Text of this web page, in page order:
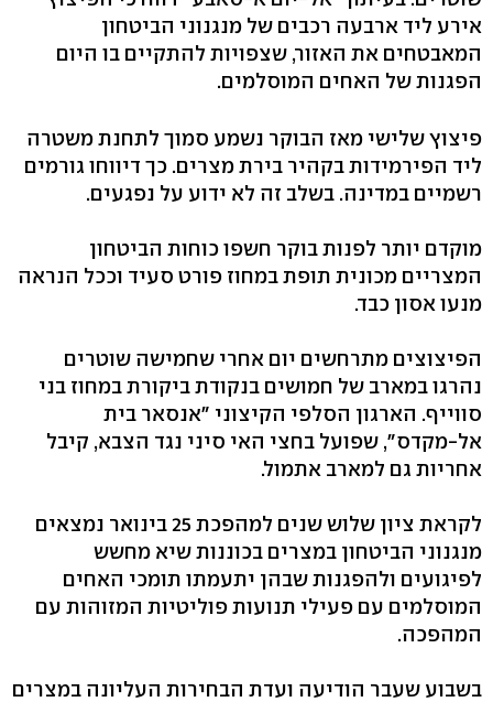
אירע ליד ארבעה רכבים של מנגנוני הביטחון
המאבטחים את האזור, שצפויות להתקיים בו היום
הפגנות של האחים המוסלמים.
פיצוץ שלישי מאז הבוקר נשמע סמוך לתחנת משטרה
ליד הפירמידות בקהיר בירת מצרים. כך דיווחו גורמים
רשמיים במדינה. בשלב זה לא ידוע על נפגעים.
מוקדם יותר לפנות בוקר חשפו כוחות הביטחון
המצריים מכונית תופת במחוז פורט סעיד וככל הנראה
מנעו אסון כבד.
הפיצוצים מתרחשים יום אחרי שחמישה שוטרים
נהרגו במארב של חמושים בנקודת ביקורת במחוז בני
סווייף. הארגון הסלפי הקיצוני "אנסאר בית
אל-מקדס", שפועל בחצי האי סיני נגד הצבא, קיבל
אחריות גם למארב אתמול.
לקראת ציון שלוש שנים למהפכת 25 בינואר נמצאים
מנגנוני הביטחון במצרים בכוננות שיא מחשש
לפיגועים ולהפגנות שבהן יתעמתו תומכי האחים
המוסלמים עם פעילי תנועות פוליטיות המזוהות עם
המהפכה.
בשבוע שעבר הודיעה ועדת הבחירות העליונה במצרים